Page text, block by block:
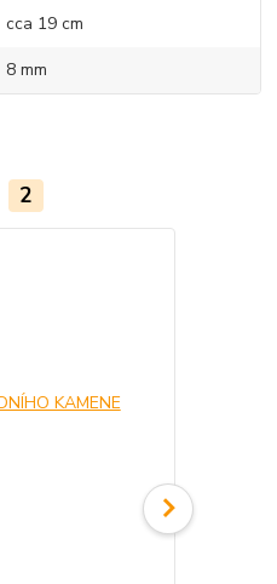
cca 19 cm
8 mm
2